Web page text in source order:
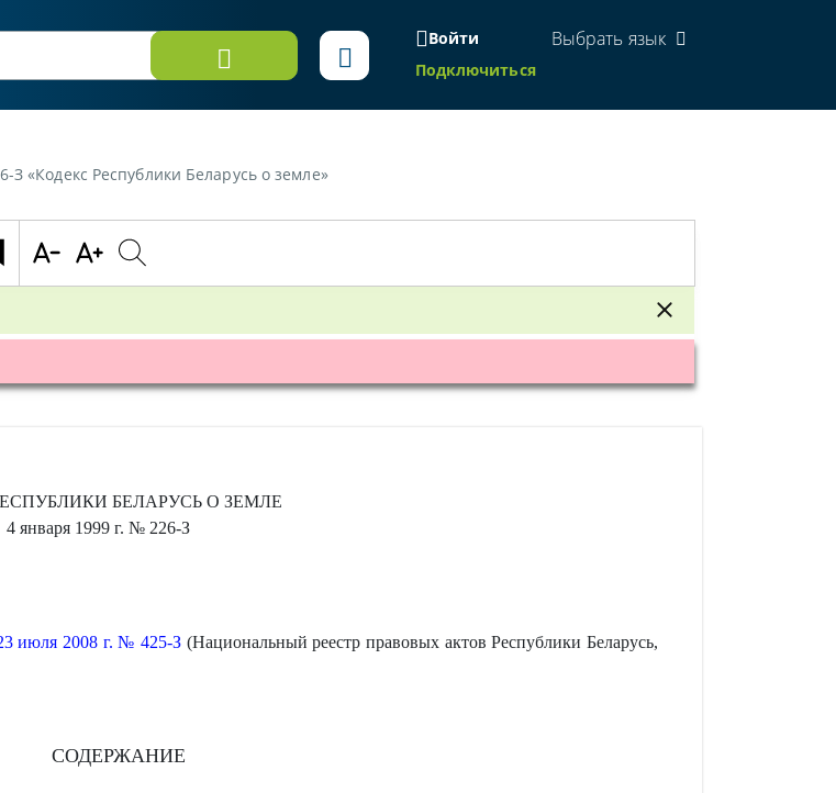
Войти
Подключиться
Выбрать язык
З «Кодекс Республики Беларусь о земле»
БЕЛАРУСЬ О ЗЕМЛЕ
4 января 1999 г. № 226-З
июля 2008 г. № 425-З(Национальный реестр правовых актов Республики Беларусь,
СОДЕРЖАНИЕ